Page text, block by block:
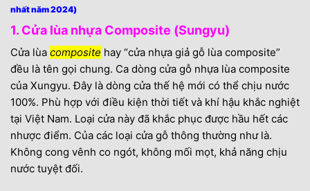
nhất năm 2024)
1. Cửa lùa nhựa Composite (Sungyu)
Cửa lùa composite hay “cửa nhựa giả gỗ lùa composite”
đều là tên gọi chung. Ca dòng cửa gỗ nhựa lùa composite
của Xungyu. Đây là dòng cửa thế hệ mới có thể chịu nước
100%. Phù hợp với điều kiện thời tiết và khí hậu khắc nghiệt
tại Việt Nam. Loại cửa này đã khắc phục được hầu hết các
nhược điểm. Của các loại cửa gỗ thông thường như là.
Không cong vênh co ngót, không mối mọt, khả năng chịu
nước tuyệt đối.